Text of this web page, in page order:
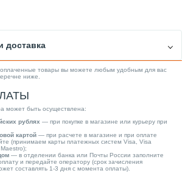
Центробежный
(м3/ч)
Электронный
доставка
оплаченные товары вы можете любым удобным для вас
ниже.
может быть осуществлена:
рублях — при покупке в магазине или курьеру при
картой — при расчете в магазине и при оплате
(принимаем карты платежных систем Visa, Visa
— в отделении банка или Почты России заполните
и передайте оператору (срок зачисления
составлять 1-3 дня с момента оплаты).